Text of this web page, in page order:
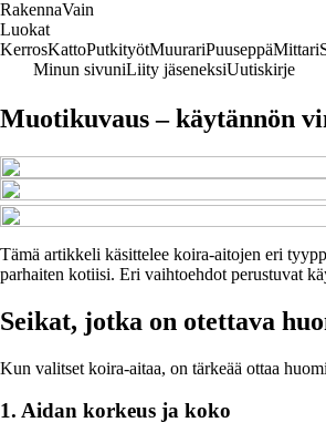
RakennaVain
Luokat
KerrosKattoPutkityötMuurariPuuseppäMittari
Minun sivuniLiity jäseneksiUutiskirje
Muotikuvaus – käytännön
Tämä artikkeli käsittelee koira-aitojen eri
parhaiten kotiisi. Eri vaihtoehdot perustuvat
Seikat, jotka on otettava
Kun valitset koira-aitaa, on tärkeää ottaa
1. Aidan korkeus ja koko